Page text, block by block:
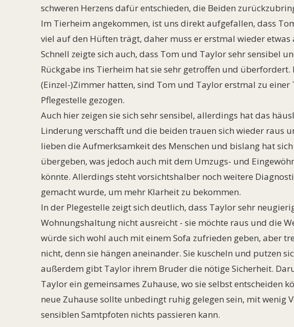
schweren Herzens dafür entschieden, die Beiden
Im Tierheim angekommen, ist uns direkt aufgefallen, dass
viel auf den Hüften trägt, daher muss er erstmal wieder etwas
Schnell zeigte sich auch, dass Tom und Taylor sehr sensibel
Rückgabe ins Tierheim hat sie sehr getroffen und überfordert.
(Einzel-)Zimmer hatten, sind Tom und Taylor erstmal zu
Pflegestelle gezogen.
Auch hier zeigen sie sich sehr sensibel, allerdings hat das
Linderung verschafft und die beiden trauen sich wieder raus
lieben die Aufmerksamkeit des Menschen und bislang hat
übergeben, was jedoch auch mit dem Umzugs- und
könnte. Allerdings steht vorsichtshalber noch weitere
gemacht wurde, um mehr Klarheit zu bekommen.
In der Plegestelle zeigt sich deutlich, dass Taylor sehr
Wohnungshaltung nicht ausreicht - sie möchte raus und die
würde sich wohl auch mit einem Sofa zufrieden geben, aber
nicht, denn sie hängen aneinander. Sie kuscheln und putzen
außerdem gibt Taylor ihrem Bruder die nötige Sicherheit.
Taylor ein gemeinsames Zuhause, wo sie selbst entscheiden
neue Zuhause sollte unbedingt ruhig gelegen sein, mit wenig
sensiblen Samtpfoten nichts passieren kann.